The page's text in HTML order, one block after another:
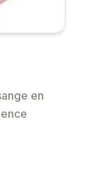
en